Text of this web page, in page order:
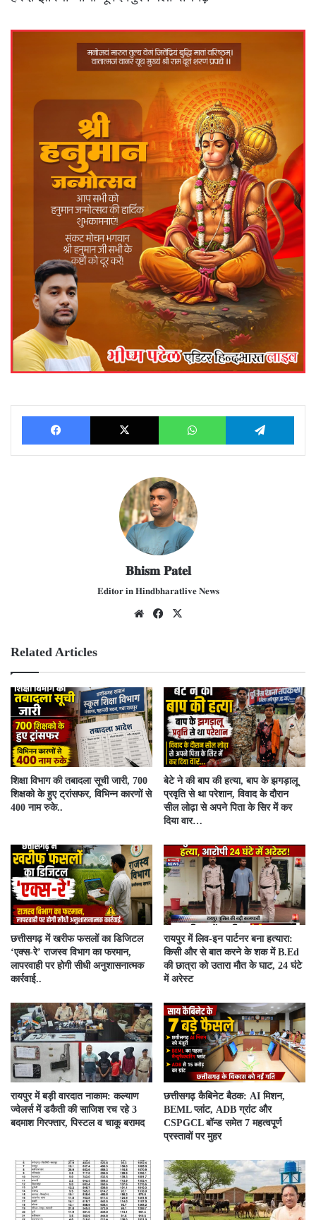
Facebook X WhatsApp
𝐁𝐡𝐢𝐬𝐦 𝐏𝐚𝐭𝐞𝐥
𝐄𝐝𝐢𝐭𝐨𝐫 𝐢𝐧 𝐇𝐢𝐧𝐝𝐛𝐡𝐚𝐫𝐚𝐭𝐥𝐢𝐯𝐞 𝐍𝐞𝐰𝐬
We
Fac
Related Articles
शिक्षा विभाग की तबादला सूची जारी, 700
शिक्षको के हुए ट्रांसफर, विभिन्न कारणों से
400 नाम रुके..
बेटे ने की बाप की हत्या, बाप के झगड़ालू
प्रवृति से था परेशान, विवाद के दौरान
सील लोढ़ा से अपने पिता के सिर में कर
दिया वार…
​छत्तीसगढ़ में खरीफ फसलों का डिजिटल
‘एक्स-रे’ राजस्व विभाग का फरमान,
लापरवाही पर होगी सीधी अनुशासनात्मक
कार्रवाई..
रायपुर में लिव-इन पार्टनर बना हत्यारा:
किसी और से बात करने के शक में B.Ed
की छात्रा को उतारा मौत के घाट, 24 घंटे
में अरेस्ट
रायपुर में बड़ी वारदात नाकाम: कल्याण
ज्वेलर्स में डकैती की साजिश रच रहे 3
बदमाश गिरफ्तार, पिस्टल व चाकू बरामद
छत्तीसगढ़ कैबिनेट बैठक: AI मिशन,
BEML प्लांट, ADB ग्रांट और
CSPGCL बॉन्ड समेत 7 महत्वपूर्ण
प्रस्तावों पर मुहर